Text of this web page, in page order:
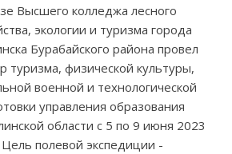
Высшего колледжа лесного
экологии и туризма города
Бурабайского района провел
туризма, физической культуры,
военной и технологической
управления образования
области с 5 по 9 июня 2023
Цель полевой экспедиции -